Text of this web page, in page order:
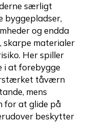
særligt
byggepladser,
og endda
skarpe materialer
Her spiller
i at forebygge
tåværn
mens
for at glide på
beskytter